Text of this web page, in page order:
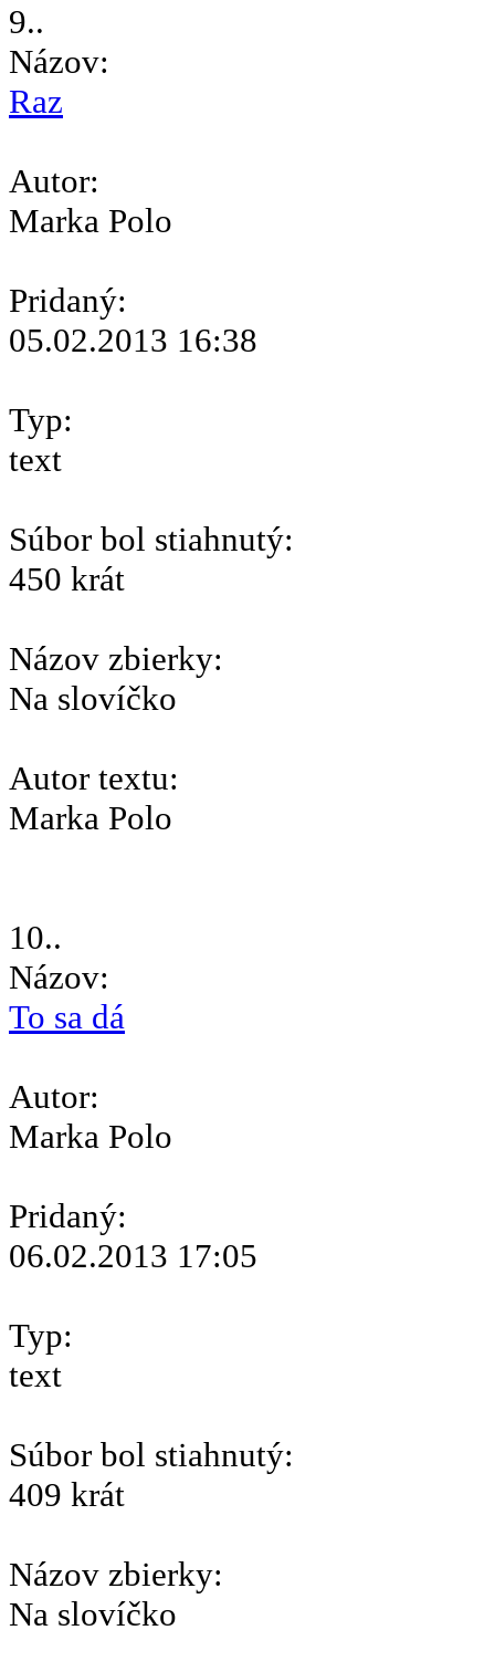
9..
Názov:
Raz
Autor:
Marka Polo
Pridaný:
05.02.2013 16:38
Typ:
text
Súbor bol stiahnutý:
450 krát
Názov zbierky:
Na slovíčko
Autor textu:
Marka Polo
10..
Názov:
To sa dá
Autor:
Marka Polo
Pridaný:
06.02.2013 17:05
Typ:
text
Súbor bol stiahnutý:
409 krát
Názov zbierky:
Na slovíčko